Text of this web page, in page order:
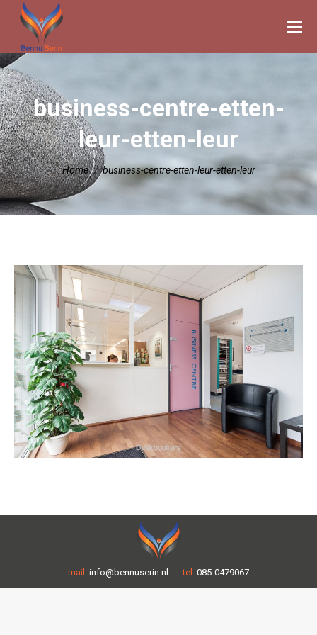
business-centre-etten-
leur-etten-leur
Je bent hier:
Home business-centre-etten-leur-etten-leur
mail: info@bennuserin.nl tel: 085-0479067